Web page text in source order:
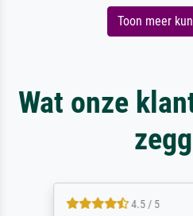
Toon meer
Wat onze
4.5 / 5